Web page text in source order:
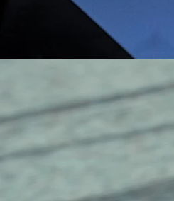
geri dönüşlerinden biri
GP’sinin ilk virajında
karışan Johann
ve arka çapraz
meydana geldiği tespit
ameliyat
uzak kalması bekleniyor.
yarışamayacağının
yaptığı sürpriz bir